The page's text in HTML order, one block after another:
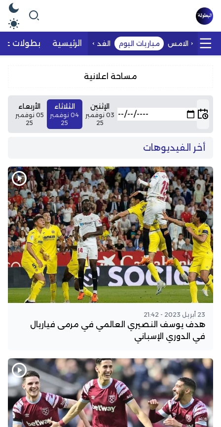
الامس مباريات اليوم الغد الرئيسية بطولات
مساحة اعلانية
الإثنين
03 نوفمبر
25
الثلاثاء
04 نوفمبر
25
الأربعاء
05 نوفمبر
25
أخر الفيديوهات
23 أبريل 2023 - 21:42
هدف يوسف النصيري العالمي في مرمى فياريال
في الدوري الإسباني